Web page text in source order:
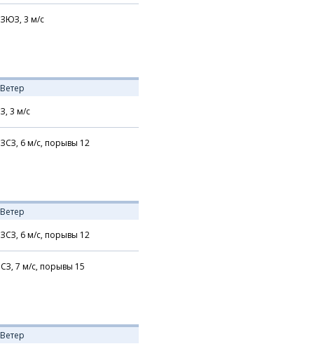
ЗЮЗ, 3 м/с
Ветер
З, 3 м/с
ЗСЗ, 6м/с, порывы 12
Ветер
ЗСЗ, 6м/с, порывы 12
СЗ, 7 м/с, порывы 15
Ветер